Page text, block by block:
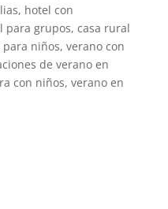
hotel con
para grupos, casa rural
niños, verano con
de verano en
con niños, verano en